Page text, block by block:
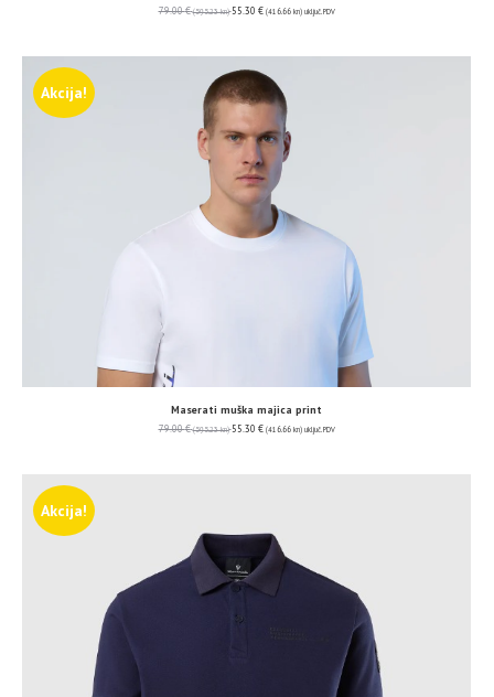
79.00€ (595.23 kn) 55.30 € (416.66 kn) uključ. PDV
Akcija!
Maserati muška majica print
79.00€ (595.23 kn) 55.30 € (416.66 kn) uključ. PDV
Akcija!